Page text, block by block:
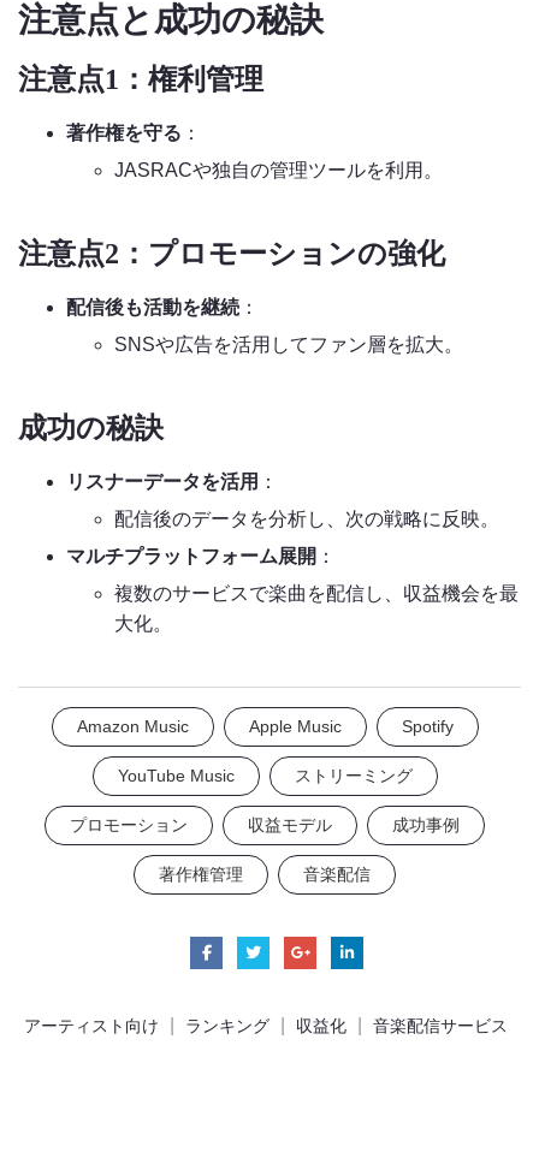
注意点と成功の秘訣
注意点1：権利管理
著作権を守る ：
JASRACや独自の管理ツールを利用。
注意点2：プロモーションの強化
配信後も活動を継続 ：
SNSや広告を活用してファン層を拡大。
成功の秘訣
リスナーデータを活用 ：
配信後のデータを分析し、次の戦略に反映。
マルチプラットフォーム展開 ：
複数のサービスで楽曲を配信し、収益機会を最
大化。
Amazon Music Apple Music Spotify
YouTube Music ストリーミング
プロモーション 収益モデル 成功事例
著作権管理 音楽配信
アーティスト向け ランキング 収益化 音楽配信サービス